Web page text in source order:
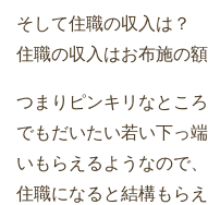
そして住職の収入は？
住職の収入はお布施の
つまりピンキリなとこ
でもだいたい若い下っ
いもらえるようなので、
住職になると結構もら